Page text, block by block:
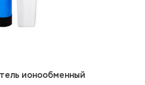
ионообменный